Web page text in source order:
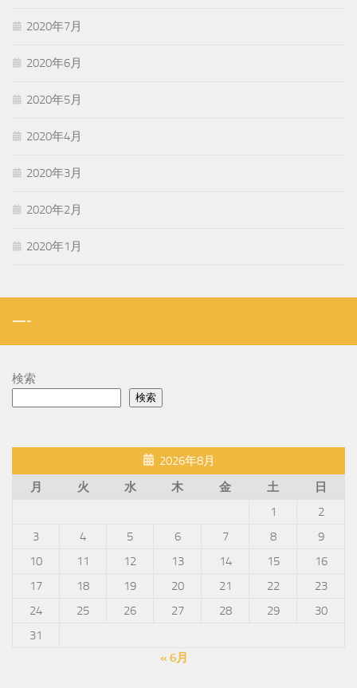
2020年7月
2020年6月
2020年5月
2020年4月
2020年3月
2020年2月
2020年1月
—-
検索
検索
2026年8月
月
火 水 木 金 土
日
1
2
3
4 5 6 7 8
9
10
11 12 13 14 15
16
17
18 19 20 21 22
23
24
25 26 27 28 29
30
31
« 6月